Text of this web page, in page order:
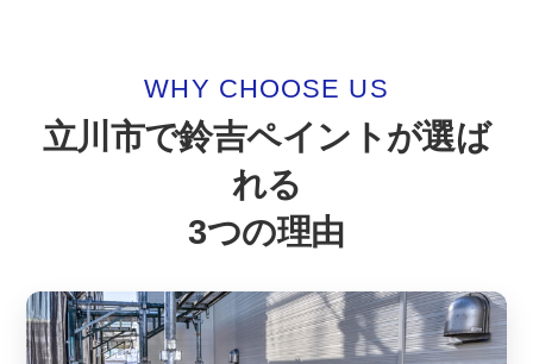
WHY CHOOSE US
立川市で鈴吉ペイントが選ば
れる
3つの理由